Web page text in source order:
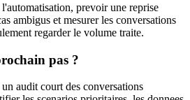
prevoir une reprise
ambigus et mesurer les conversations
regarder le volume traite.
pas ?
audit court des conversations